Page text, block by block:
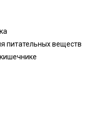
питательных веществ